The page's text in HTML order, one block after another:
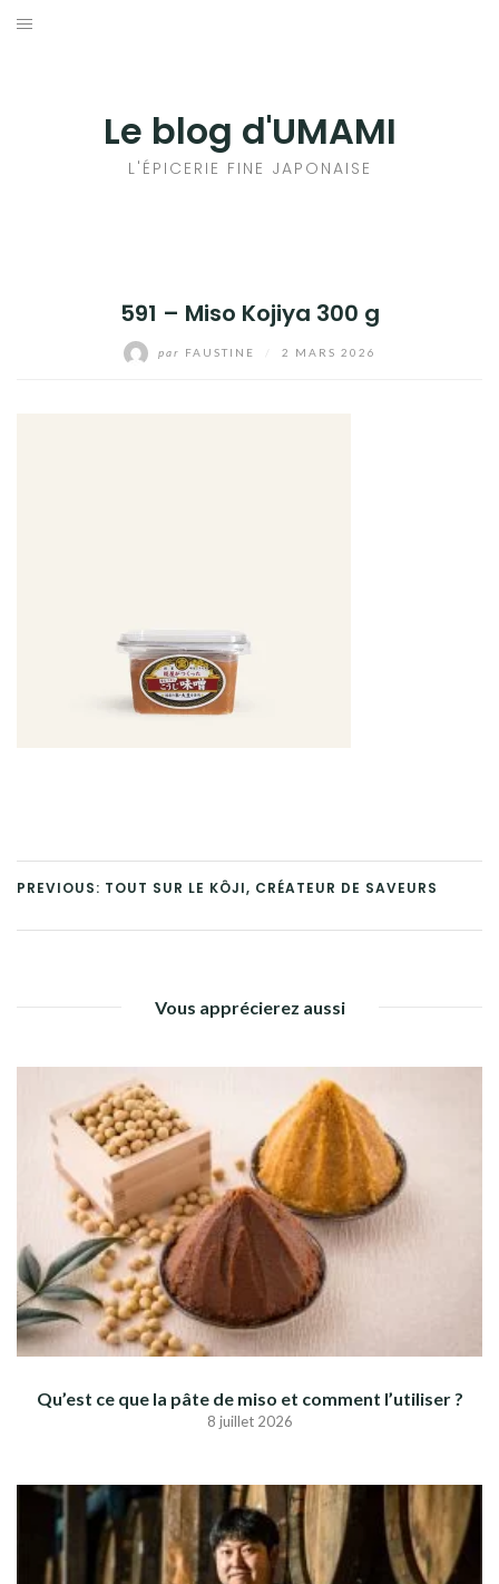
Aller
Le blog d'UMAMI
L'ÉPICERIE FINE JAPONAISE
591 – Miso Kojiya 300 g
par FAUSTINE 2 MARS 2026
PREVIOUS: TOUT SUR LE KÔJI, CRÉATEUR DE SAVEURS
Vous apprécierez aussi
Qu’est ce que la pâte de miso et comment l’utiliser ?
8 juillet 2026